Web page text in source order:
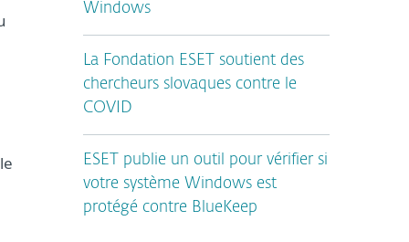
Windows
La Fondation ESET soutient des
chercheurs slovaques contre le
COVID
ESET publie un outil pour vérifier si
votre système Windows est
protégé contre BlueKeep